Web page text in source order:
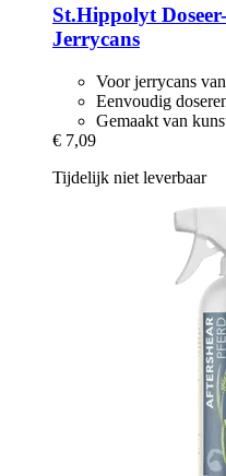
St.Hippolyt
Jerrycans
Voor jerrycans
Eenvoudig
Gemaakt van
€ 7,09
Tijdelijk niet leverbaar